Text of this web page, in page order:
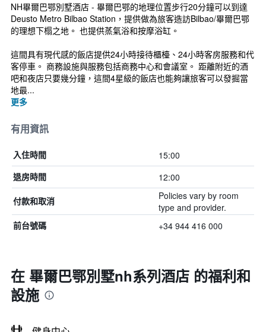
NH畢爾巴鄂別墅酒店 - 畢爾巴鄂的地理位置步行20分鐘可以到達
Deusto Metro Bilbao Station，提供做為旅客造訪Bilbao/畢爾巴鄂
的理想下榻之地。 也提供蒸氣浴和按摩浴缸。
這間具有現代感的飯店提供24小時接待櫃檯、24小時客房服務和代
客停車。 商務設施與服務包括商務中心和會議室。 距離附近的酒
吧和夜店只要幾分鐘，這間4星級的飯店也能夠讓旅客可以發掘當
地最...
更多
有用資訊
入住時間 15:00
退房時間 12:00
付款和取消
Policies vary by room
type and provider.
前台號碼 +34 944 416 000
在 畢爾巴鄂別墅nh系列酒店 的福利和
設施